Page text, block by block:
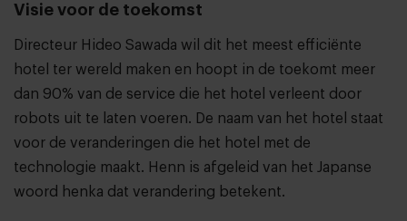
Visie voor de toekomst
Directeur Hideo Sawada wil dit het meest efficiënte
hotel ter wereld maken en hoopt in de toekomt meer
dan 90% van de service die het hotel verleent door
robots uit te laten voeren. De naam van het hotel staat
voor de veranderingen die het hotel met de
technologie maakt. Henn is afgeleid van het Japanse
woord henka dat verandering betekent.